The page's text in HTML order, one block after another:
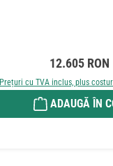
Preț obișnuit:
12.605 RON
Prețuri cu TVA inclus, plus
ADAUGĂ ÎN